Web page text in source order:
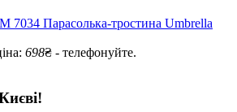
7034 Парасолька-тростина Umbrella
698₴ - телефонуйте.